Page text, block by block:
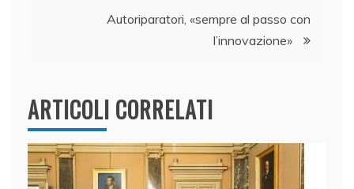
Autoriparatori, «sempre al passo con
l’innovazione»
ARTICOLI CORRELATI